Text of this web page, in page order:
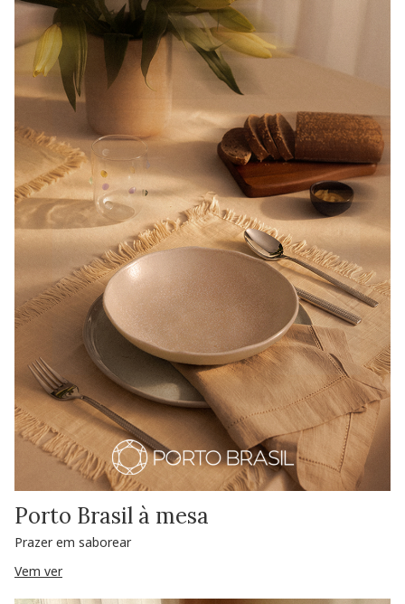
Porto Brasil à mesa
Prazer em saborear
Vem ver